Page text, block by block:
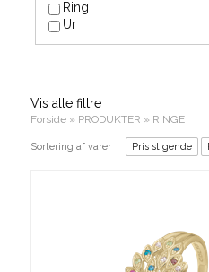
Ring
Ur
Vis alle filtre
Forside» PRODUKTER » RINGE
Sortering af varer Pris stigende